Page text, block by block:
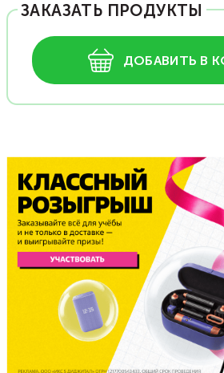
ЗАКАЗАТЬ ПРОДУКТЫ
ДОБАВИТЬ В